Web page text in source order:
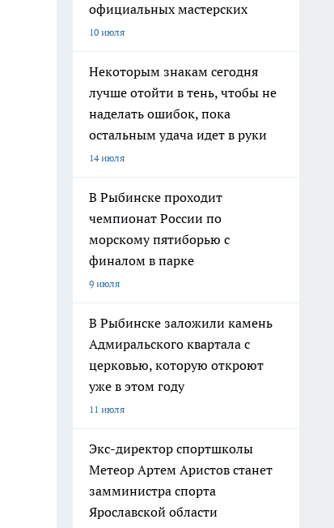
официальных мастерских
10 июля
Некоторым знакам сегодня
лучше отойти в тень, чтобы не
наделать ошибок, пока
остальным удача идет в руки
14 июля
В Рыбинске проходит
чемпионат России по
морскому пятиборью с
финалом в парке
9 июля
В Рыбинске заложили камень
Адмиральского квартала с
церковью, которую откроют
уже в этом году
11 июля
Экс-директор спортшколы
Метеор Артем Аристов станет
замминистра спорта
Ярославской области